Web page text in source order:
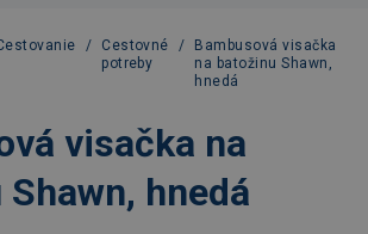
/
Cestovné
potreby
/
Bambusová visačka
na batožinu Shawn,
hnedá
visačka na
hnedá